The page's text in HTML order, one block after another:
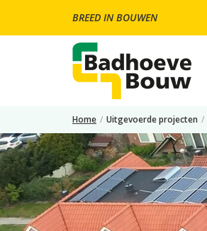
BREED IN BOUWEN
Home / Uitgevoerde projecten /